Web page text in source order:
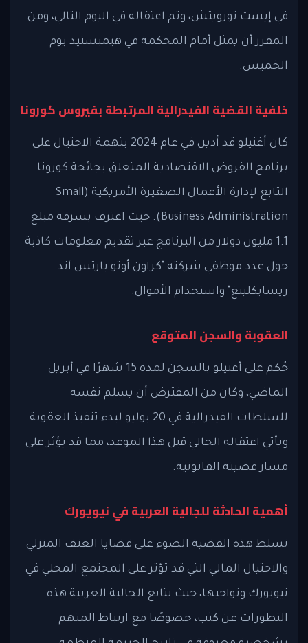
في إيست نورويتش، وتم اعتقاله في اليوم التالي، ومن
المقرر أن يمثل أمام المحكمة في هيمبستيد يوم
الخميس.
خلفية القضية الفيدرالية المرتبطة بفيروس كورونا
كان أغنيلو قد أدين في عام 2024 بتهمة الاحتيال على
برنامج القروض الاقتصادية المتعلق بجائحة كورونا
التابع لإدارة الأعمال الصغيرة الأمريكية (Small
Business Administration). حيث اعترف بسرقة مبلغ
1.1 مليون دولار من البرنامج عبر تقديم معلومات كاذبة
حول عدد موظفي شركته "كراون أوتو بارتس آند
ريسايكلينغ" واستخدام الأموال.
العقوبة والسجن المتوقع
حُكم على أغنيلو بالسجن لمدة 15 شهرًا في أبريل
الماضي، وكان من المفترض أن يسلم نفسه
للسلطات الفيدرالية في 20 يوليو لبدء تنفيذ العقوبة.
ويأتي اعتقاله الحالي قبل هذا الموعد، مما قد يؤثر على
مسار قضيته القانونية.
أهمية الحادثة للجالية العربية في نيويورك
تسلط هذه القضية الضوء على قضايا العنف المنزلي
والاحتيال المالي التي قد تؤثر على المجتمع المحلي في
نيويورك ونواحيها، حيث يتابع الجالية العربية هذه
التطورات عن كثب، خصوصًا مع ارتباط المتهم